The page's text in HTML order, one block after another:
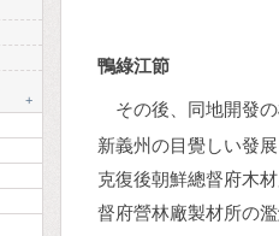
+
鴨綠江節
その後、同地開發
新義州の目覺しい發
克復後朝鮮總督府木
督府營林廠製材所の